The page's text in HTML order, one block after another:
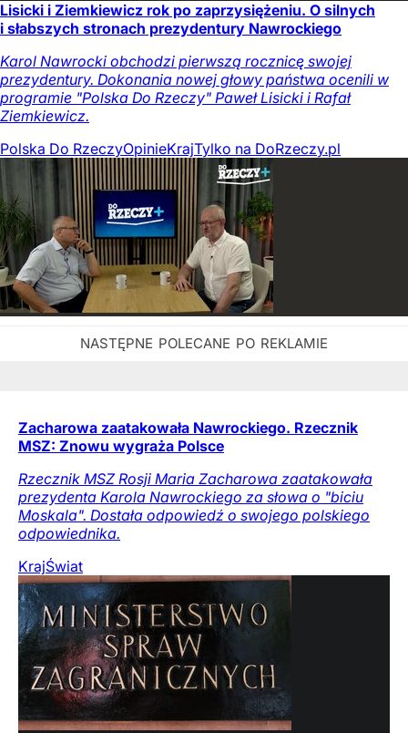
Lisicki i Ziemkiewicz rok po zaprzysiężeniu. O silnych
i słabszych stronach prezydentury Nawrockiego
Karol Nawrocki obchodzi pierwszą rocznicę swojej
prezydentury. Dokonania nowej głowy państwa ocenili w
programie "Polska Do Rzeczy" Paweł Lisicki i Rafał
Ziemkiewicz.
Polska Do RzeczyOpinieKrajTylko na DoRzeczy.pl
Zacharowa zaatakowała Nawrockiego. Rzecznik
MSZ: Znowu wygraża Polsce
Rzecznik MSZ Rosji Maria Zacharowa zaatakowała
prezydenta Karola Nawrockiego za słowa o "biciu
Moskala". Dostała odpowiedź o swojego polskiego
odpowiednika.
KrajŚwiat